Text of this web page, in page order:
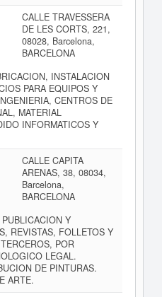
CALLE TRAVESSERA
DE LES CORTS, 221,
08028, Barcelona,
BARCELONA
INSTALACION
PARA EQUIPOS Y
CENTROS DE
MATERIAL
INFORMATICOS Y
CALLE CAPITA
ARENAS, 38, 08034,
Barcelona,
BARCELONA
Y
REVISTAS, FOLLETOS Y
POR
LEGAL.
DE PINTURAS.
ARTE.